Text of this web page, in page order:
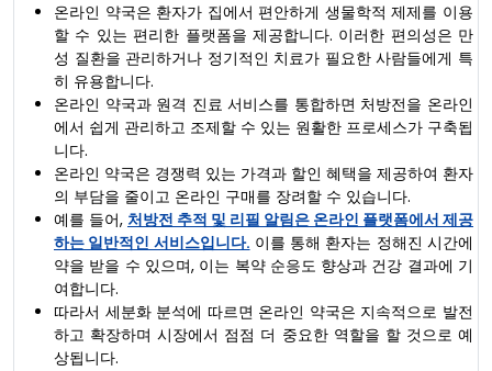
온라인 약국은 환자가 집에서 편안하게 생물학적 제제를 이용
할 수 있는 편리한 플랫폼을 제공합니다. 이러한 편의성은 만
성 질환을 관리하거나 정기적인 치료가 필요한 사람들에게 특
히 유용합니다.
온라인 약국과 원격 진료 서비스를 통합하면 처방전을 온라인
에서 쉽게 관리하고 조제할 수 있는 원활한 프로세스가 구축됩
니다.
온라인 약국은 경쟁력 있는 가격과 할인 혜택을 제공하여 환자
의 부담을 줄이고 온라인 구매를 장려할 수 있습니다.
예를 들어, 처방전 추적 및 리필 알림은 온라인 플랫폼에서 제공
하는 일반적인 서비스입니다. 이를 통해 환자는 정해진 시간에
약을 받을 수 있으며, 이는 복약 순응도 향상과 건강 결과에 기
여합니다.
따라서 세분화 분석에 따르면 온라인 약국은 지속적으로 발전
하고 확장하며 시장에서 점점 더 중요한 역할을 할 것으로 예
상됩니다.